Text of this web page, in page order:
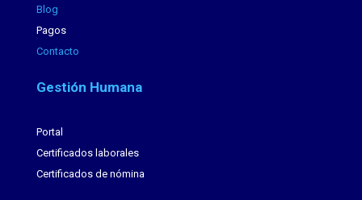
Blog
Pagos
Contacto
Gestión Humana
Portal
Certificados laborales
Certificados de nómina